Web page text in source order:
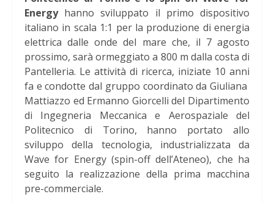
Energyhanno sviluppato il primo dispositivo
italiano in scala 1:1 per la produzione di energia
elettrica dalle onde del mare che, il 7 agosto
prossimo, sarà ormeggiato a 800 m dalla costa di
Pantelleria. Le attività di ricerca, iniziate 10 anni
fa e condotte dal gruppo coordinato da Giuliana
Mattiazzo ed Ermanno Giorcelli del Dipartimento
di Ingegneria Meccanica e Aerospaziale del
Politecnico di Torino, hanno portato allo
sviluppo della tecnologia, industrializzata da
Wave for Energy (spin-off dell’Ateneo), che ha
seguito la realizzazione della prima macchina
pre-commerciale.